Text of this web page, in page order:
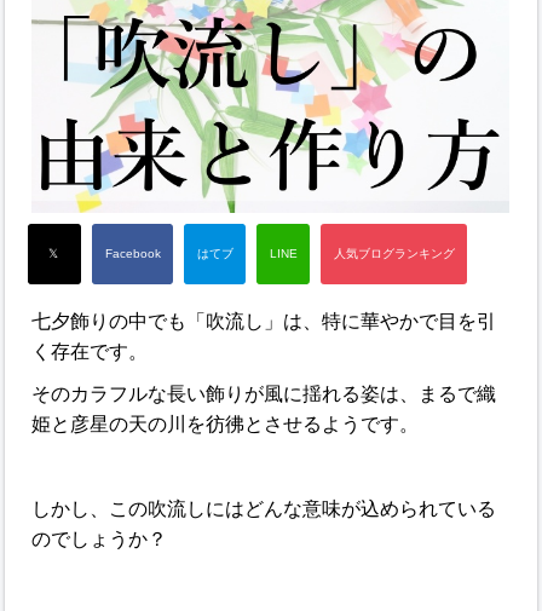
七夕飾りの中でも「吹流し」は、特に華やかで目を引
く存在です。
そのカラフルな長い飾りが風に揺れる姿は、まるで織
姫と彦星の天の川を彷彿とさせるようです。
しかし、この吹流しにはどんな意味が込められている
のでしょうか？